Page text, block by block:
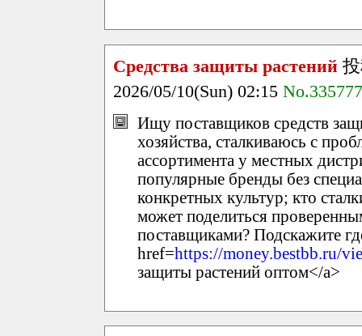
Средства защиты растений
2026/05/10(Sun) 02:15 No.335777
Ищу поставщиков средств
хозяйства, сталкиваюсь с
ассортимента у местных
популярные бренды без
конкретных культур; кто
может поделиться
поставщиками? Подскажите
href=https://money.bestbb.ru/
защиты растений оптом</a>